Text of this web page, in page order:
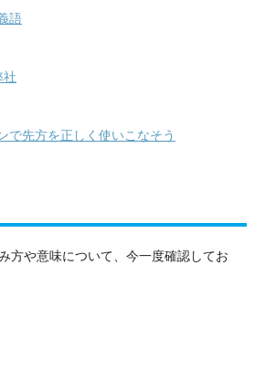
語
社
で先方を正しく使いこなそう
方や意味について、今一度確認してお